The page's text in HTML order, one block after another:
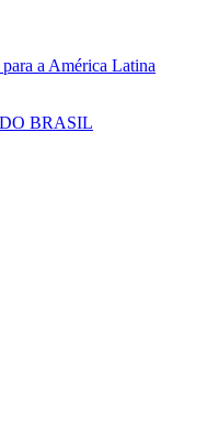
a América Latina
BRASIL